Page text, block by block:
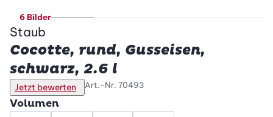
6 Bilder
Staub
Cocotte, rund, Gusseisen,
schwarz, 2.6 l
Jetzt bewerten Art.-Nr. 70493
Volumen